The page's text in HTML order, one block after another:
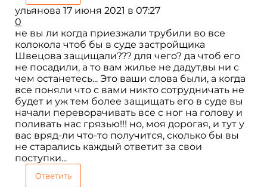
ульянова 17 июня 2021 в 07:27
0
не вы ли когда приезжали трубили во все
колокола чтоб бы в суде застройщика
Швецова защищали??? для чего? да чтоб его
не посадили, а то вам жилье не дадут,вы ни с
чем останетесь... Это ваши слова были, а когда
все поняли что с вами никто сотрудничать не
будет и уж тем более защищать его в суде вы
начали переворачивать все с ног на голову и
поливать нас грязью!!! но, моя дорогая, и тут у
вас вряд-ли что-то получится, сколько бы вы
не старались каждый ответит за свои
поступки...
Ответить